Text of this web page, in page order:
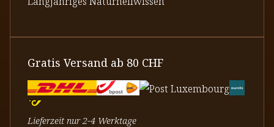
Gratis Versand ab 80 CHF
Lieferzeit nur 2-4 Werktage